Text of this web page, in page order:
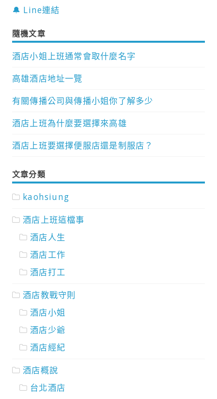
🔔 Line連結
隨機文章
酒店小姐上班通常會取什麼名字
高雄酒店地址一覽
有關傳播公司與傳播小姐你了解多少
酒店上班為什麼要選擇來高雄
酒店上班要選擇便服店還是制服店？
文章分類
kaohsiung
酒店上班這檔事
酒店人生
酒店工作
酒店打工
酒店教戰守則
酒店小姐
酒店少爺
酒店經紀
酒店概說
台北酒店